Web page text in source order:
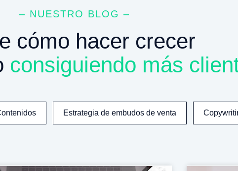
– NUESTRO BLOG –
cómo hacer crecer
consiguiendo más
Estrategia de embudos de venta